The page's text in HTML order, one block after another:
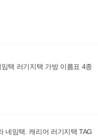
택 러기지택 가방 이름표 4종
네임택. 캐리어 러기지택 TAG